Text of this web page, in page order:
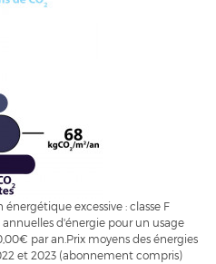
excessive : classe F
d'énergie pour un usage
par an.Prix moyens des énergies
et 2023 (abonnement compris)